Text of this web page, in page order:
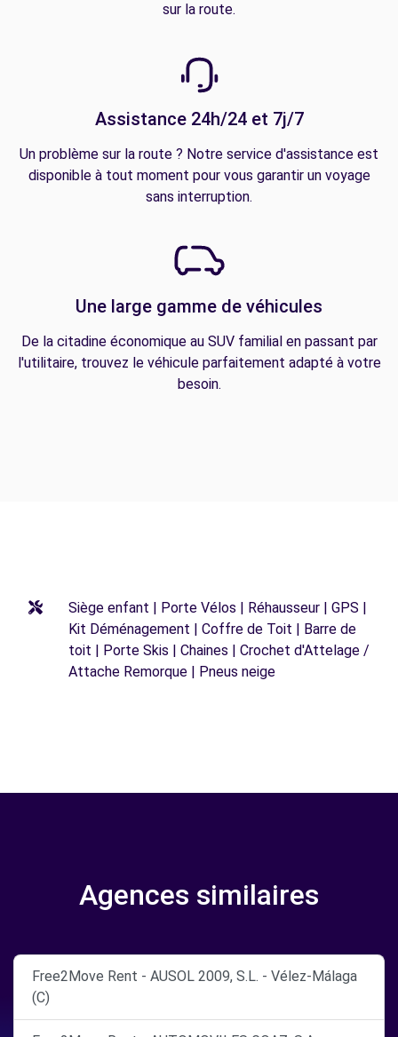
sur la route.
Assistance 24h/24 et 7j/7
Un problème sur la route ? Notre service d'assistance est
disponible à tout moment pour vous garantir un voyage
sans interruption.
Une large gamme de véhicules
De la citadine économique au SUV familial en passant par
l'utilitaire, trouvez le véhicule parfaitement adapté à votre
besoin.
Siège enfant | Porte Vélos | Réhausseur | GPS |
Kit Déménagement | Coffre de Toit | Barre de
toit | Porte Skis | Chaines | Crochet d'Attelage /
Attache Remorque | Pneus neige
Agences similaires
Free2Move Rent - AUSOL 2009, S.L. - Vélez-Málaga
(C)